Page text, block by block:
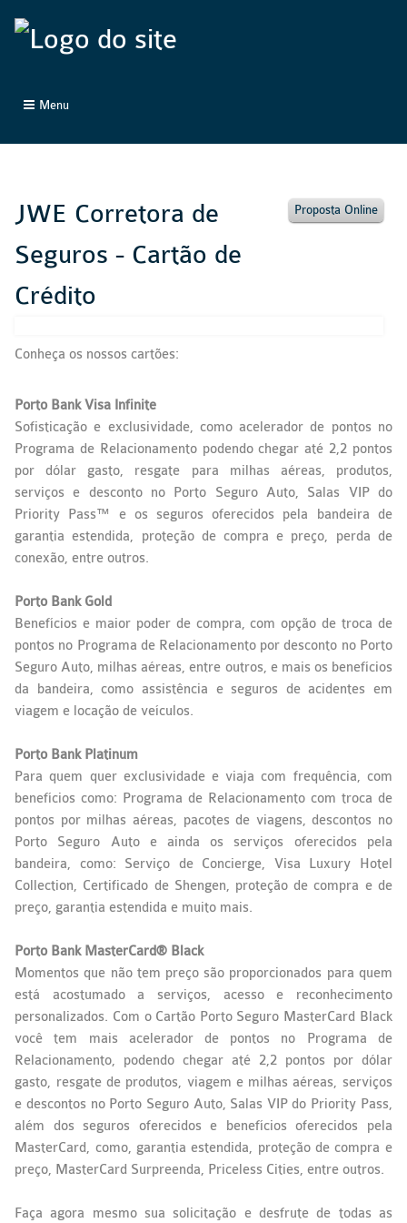
Menu
Proposta Online
JWE Corretora de
Seguros - Cartão de
Crédito
Conheça os nossos cartões:
Porto BankVisa Infinite
Sofisticação e exclusividade, como acelerador de pontos no
Programa de Relacionamento podendo chegar até 2,2 pontos
por dólar gasto, resgate para milhas aéreas, produtos,
serviços e desconto no Porto Seguro Auto, Salas VIP do
Priority Pass™ e os seguros oferecidos pela bandeira de
garantia estendida, proteção de compra e preço, perda de
conexão, entre outros.
Porto BankGold
Benefícios e maior poder de compra, com opção de troca de
pontos no Programa de Relacionamento por desconto no Porto
Seguro Auto, milhas aéreas, entre outros, e mais os benefícios
da bandeira, como assistência e seguros de acidentes em
viagem e locação de veículos.
Porto BankPlatinum
Para quem quer exclusividade e viaja com frequência, com
benefícios como: Programa de Relacionamento com troca de
pontos por milhas aéreas, pacotes de viagens, descontos no
Porto Seguro Auto e ainda os serviços oferecidos pela
bandeira, como: Serviço de Concierge, Visa Luxury Hotel
Collection, Certificado de Shengen, proteção de compra e de
preço, garantia estendida e muito mais.
Porto BankMasterCard® Black
Momentos que não tem preço são proporcionados para quem
está acostumado a serviços, acesso e reconhecimento
personalizados. Com o Cartão Porto Seguro MasterCard Black
você tem mais acelerador de pontos no Programa de
Relacionamento, podendo chegar até 2,2 pontos por dólar
gasto, resgate de produtos, viagem e milhas aéreas, serviços
e descontos no Porto Seguro Auto, Salas VIP do Priority Pass,
além dos seguros oferecidos e benefícios oferecidos pela
MasterCard, como, garantia estendida, proteção de compra e
preço, MasterCard Surpreenda, Priceless Cities, entre outros.
Faça agora mesmo sua solicitação e desfrute de todas as